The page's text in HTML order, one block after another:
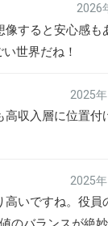
2026
像すると安心感も
世界だね！
2025
高収入層に位置付
2025
高いですね。役員